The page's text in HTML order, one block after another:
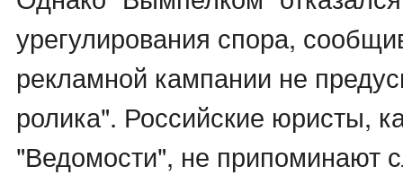
урегулирования спора,
рекламной кампании не
ролика". Российские юристы,
"Ведомости", не припоминают